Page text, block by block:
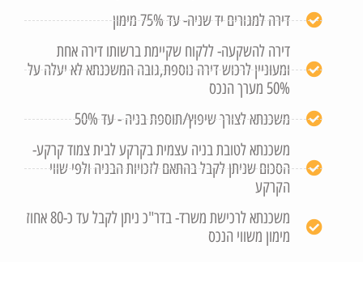
דירה למגורים יד שניה- עד 75% מימון
דירה להשקעה- ללקוח שקיימת ברשותו דירה אחת
ומעוניין לרכוש דירה נוספת,גובה המשכנתא לא יעלה על
50% מערך הנכס
משכנתא לצורך שיפוץ/תוספת בניה - עד 50%
משכנתא לטובת בניה עצמית בקרקע לבית צמוד קרקע-
הסכום שניתן לקבל בהתאם לזכויות הבניה ולפי שווי
הקרקע
משכנתא לרכישת משרד- בדר"כ ניתן לקבל עד כ-80 אחוז
מימון משווי הנכס